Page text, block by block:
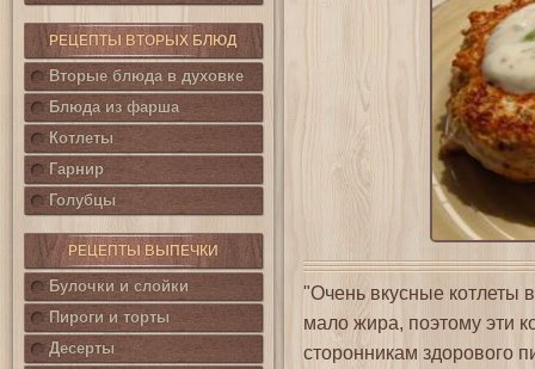
РЕЦЕПТЫ ВТОРЫХ БЛЮД
Вторые блюда в духовке
Блюда из фарша
Котлеты
Гарнир
Голубцы
РЕЦЕПТЫ ВЫПЕЧКИ
Булочки и слойки
Пироги и торты
Десерты
"Очень вкусные котлеты
мало жира, поэтому эти
сторонникам здорового